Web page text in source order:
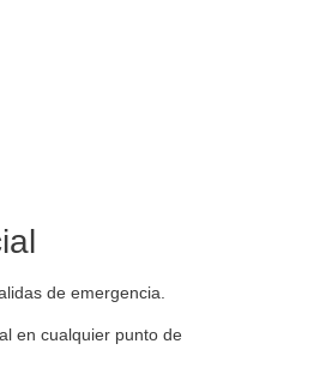
de emergencia.
en cualquier punto de